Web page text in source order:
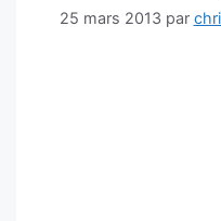
25 mars 2013 par